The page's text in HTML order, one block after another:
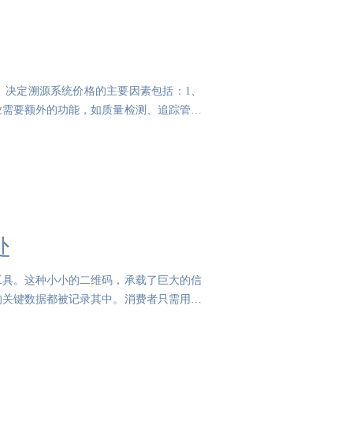
定溯源系统价格的主要因素包括：1、
要额外的功能，如质量检测、追踪管理
。这种小小的二维码，承载了巨大的信
键数据都被记录其中。消费者只需用手